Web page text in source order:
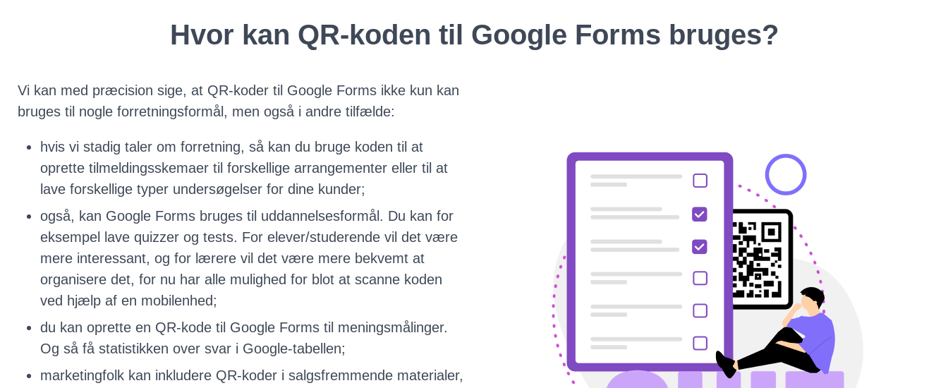
Hvor kan QR-koden til Google Forms bruges?
Vi kan med præcision sige, at QR-koder til Google Forms ikke kun kan
bruges til nogle forretningsformål, men også i andre tilfælde:
hvis vi stadig taler om forretning, så kan du bruge koden til at
oprette tilmeldingsskemaer til forskellige arrangementer eller til at
lave forskellige typer undersøgelser for dine kunder;
også, kan Google Forms bruges til uddannelsesformål. Du kan for
eksempel lave quizzer og tests. For elever/studerende vil det være
mere interessant, og for lærere vil det være mere bekvemt at
organisere det, for nu har alle mulighed for blot at scanne koden
ved hjælp af en mobilenhed;
du kan oprette en QR-kode til Google Forms til meningsmålinger.
Og så få statistikken over svar i Google-tabellen;
marketingfolk kan inkludere QR-koder i salgsfremmende materialer,